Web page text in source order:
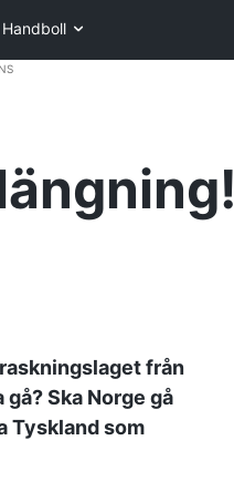
från
Ska Norge gå
Tyskland som